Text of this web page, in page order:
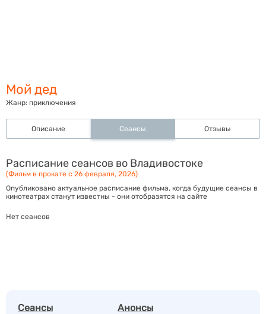
Мой дед
Жанр: приключения
Описание Сеансы Отзывы
Расписание сеансов во Владивостоке
(Фильм в прокате с 26 февраля, 2026)
Опубликовано актуальное расписание фильма, когда будущие сеансы в
кинотеатрах станут известны - они отобразятся на сайте
Нет сеансов
Сеансы Анонсы